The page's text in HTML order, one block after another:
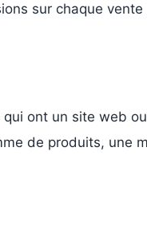
sur chaque
ont un site web
de produits, une